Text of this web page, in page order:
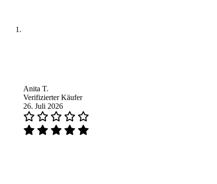
Anita T.
Verifizierter Käufer
26. Juli 2026